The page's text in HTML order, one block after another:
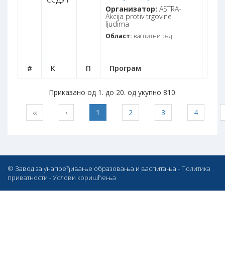
# К П Програм
Организатор: ASTRA-
Akcija protiv trgovine
ljudima
Област: васпитни рад
Приказано од 1. до 20. од укупно 810.
‹‹ ‹ 1 2 3 4
© Завод за унапређивање образовања и васпитања - Политика
приватности -Услови коришћења